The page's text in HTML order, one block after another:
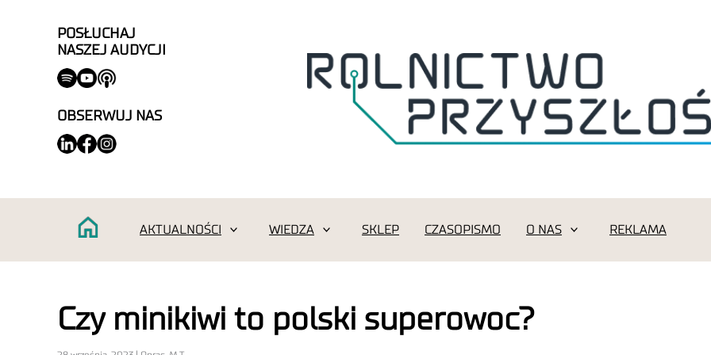
POSŁUCHAJ
NASZEJ AUDYCJI
OBSERWUJ NAS
AKTUALNOŚCI WIEDZA SKLEP CZASOPISMO O NAS REKLAMA
Czy minikiwi to polski superowoc?